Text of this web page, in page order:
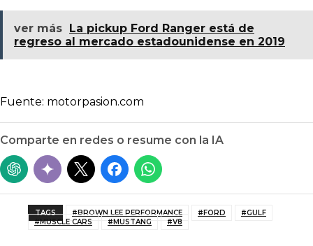
ver más La pickup Ford Ranger está de
regreso al mercado estadounidense en 2019
Fuente: motorpasion.com
Comparte en redes o resume con la IA
TAGS #BROWN LEE PERFORMANCE #FORD
#GULF
#MUSCLE CARS
#MUSTANG #V8